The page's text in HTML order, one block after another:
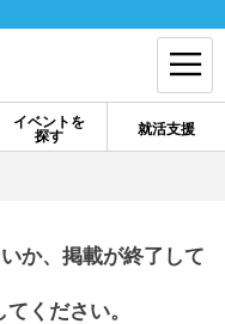
イベントを
探す
就活支援
ログイン
か、掲載が終了して
ください。